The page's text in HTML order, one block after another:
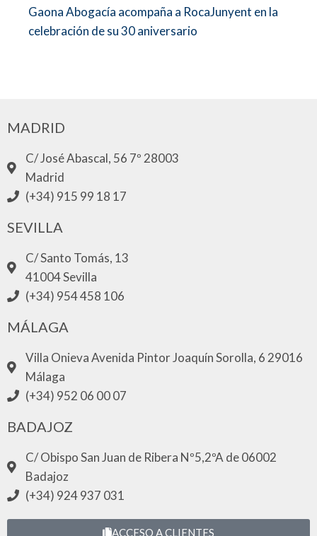
Gaona Abogacía acompaña a RocaJunyent en la
celebración de su 30 aniversario
MADRID
C/ José Abascal, 56 7º 28003
Madrid
(+34) 915 99 18 17
SEVILLA
C/ Santo Tomás, 13
41004 Sevilla
(+34) 954 458 106
MÁLAGA
Villa Onieva Avenida Pintor Joaquín Sorolla, 6 29016
Málaga
(+34) 952 06 00 07
BADAJOZ
C/ Obispo San Juan de Ribera Nº5,2ºA de 06002
Badajoz
(+34) 924 937 031
ACCESO A CLIENTES